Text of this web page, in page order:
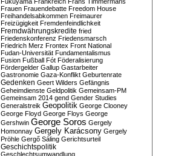
Frauen Frauendebatte Freedom House
Freihandelsabkommen Freimaurer
Freizügigkeit Fremdenfeindlichkeit
Fremdwährungskredite fried
Friedenskonferenz Friedensmarsch
Friedrich Merz Frontex Front National
Fudan-Universität Fundamentalismus
Fusion Fußball Fót Föderalisierung
Fördergelder Gallup Gastarbeiter
Gastronomie Gaza-Konflikt Geburtenrate
Gedenken Geert Wilders Gefängnis
Geheimdienste Geldpolitik Gemeinsam-PM
Gemeinsam 2014 gend Gender Studies
Generalstreik Geopolitik George Clooney
George Floyd George Floys George
Gershwin George Soros Gergely
Homonnay Gergely Karácsony Gergely
Pröhle Gergő Sáling Gerichtsurteil
Geschichtspolitik
Geschlechtsumwandlung